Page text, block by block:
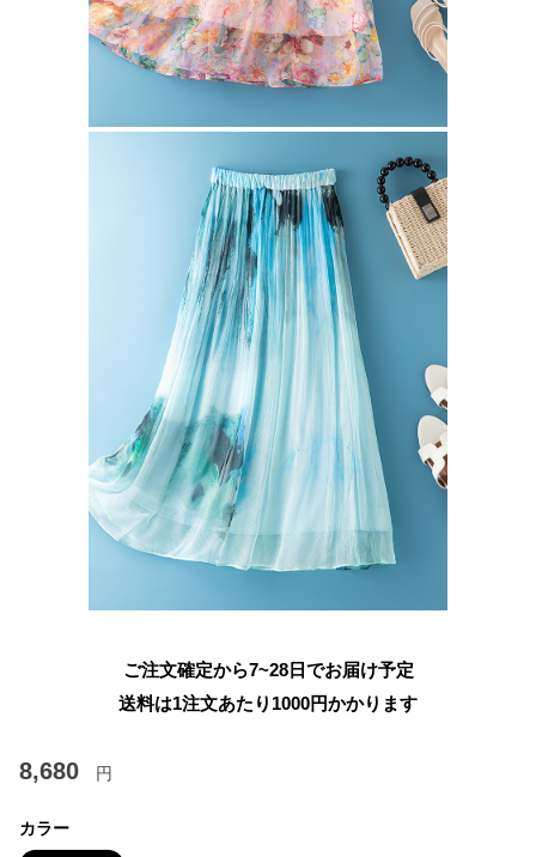
ご注文確定から7~28日でお届け予定
送料は1注文あたり 1000円かかります
8,680 円
カラー